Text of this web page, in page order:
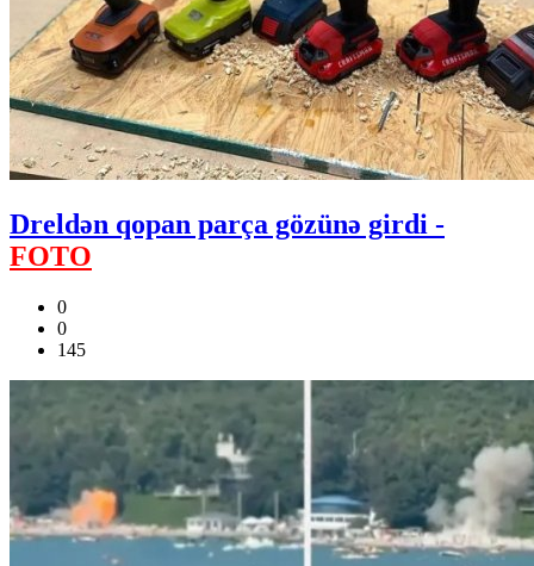
Dreldən qopan parça gözünə girdi -
FOTO
0
0
145